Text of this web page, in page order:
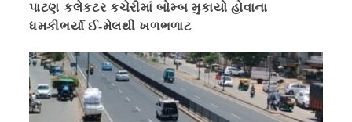
પાટણ કલેકટર કચેરીમાં બોમ્બ મુકાયો હોવાના
ધમકીભર્યા ઈ-મેલથી ખળભળાટ